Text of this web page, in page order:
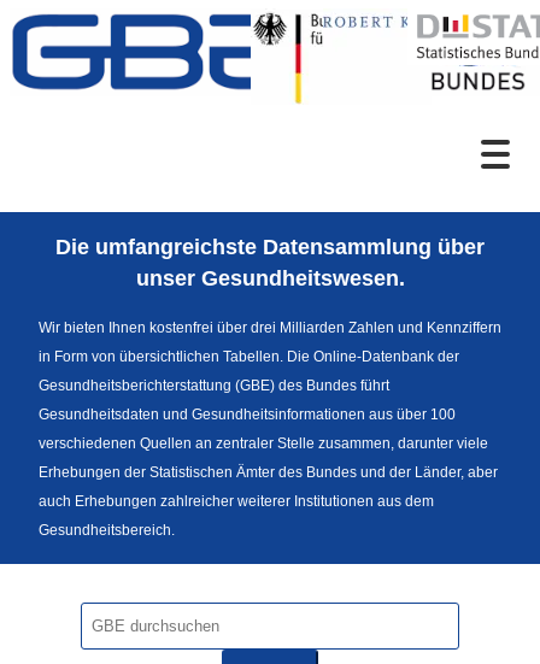
Zum Inhalt
Sprachumschaltung
Die umfangreichste Datensammlung über
unser Gesundheitswesen.
Wir bieten Ihnen kostenfrei über drei Milliarden Zahlen und Kennziffern
in Form von übersichtlichen Tabellen. Die Online-Datenbank der
Gesundheitsberichterstattung (GBE) des Bundes führt
Gesundheitsdaten und Gesundheitsinformationen aus über 100
verschiedenen Quellen an zentraler Stelle zusammen, darunter viele
Erhebungen der Statistischen Ämter des Bundes und der Länder, aber
auch Erhebungen zahlreicher weiterer Institutionen aus dem
Gesundheitsbereich.